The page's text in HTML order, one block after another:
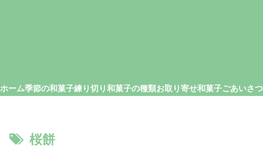
ホーム季節の和菓子練り切り和菓子の種類お取り寄せ和菓子
桜餅